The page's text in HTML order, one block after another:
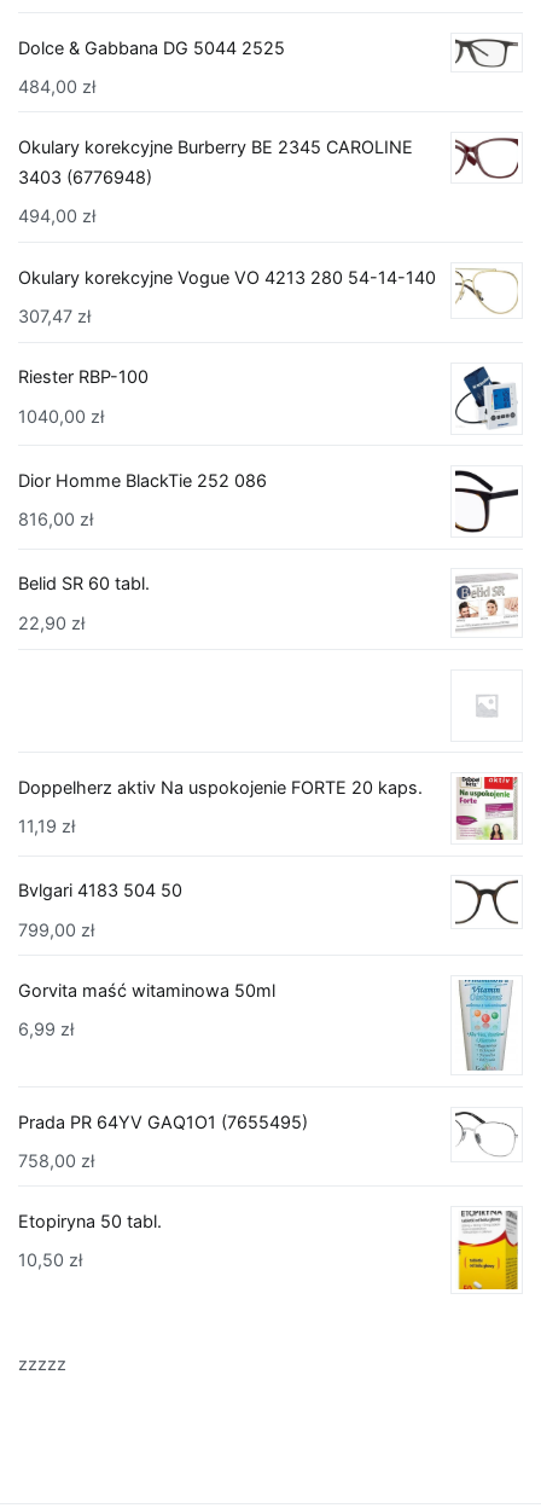
Dolce & Gabbana DG 5044 2525
484,00 zł
Okulary korekcyjne Burberry BE 2345 CAROLINE
3403 (6776948)
494,00 zł
Okulary korekcyjne Vogue VO 4213 280 54-14-140
307,47 zł
Riester RBP-100
1040,00 zł
Dior Homme BlackTie 252 086
816,00 zł
Belid SR 60 tabl.
22,90 zł
Doppelherz aktiv Na uspokojenie FORTE 20 kaps.
11,19 zł
Bvlgari 4183 504 50
799,00 zł
Gorvita maść witaminowa 50ml
6,99 zł
Prada PR 64YV GAQ1O1 (7655495)
758,00 zł
Etopiryna 50 tabl.
10,50 zł
zzzzz